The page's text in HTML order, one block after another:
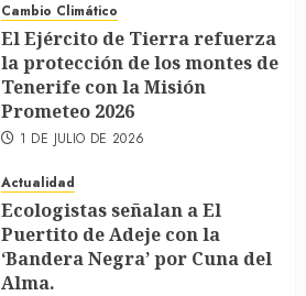
Cambio Climático
El Ejército de Tierra refuerza
la protección de los montes de
Tenerife con la Misión
Prometeo 2026
1 DE JULIO DE 2026
Actualidad
Ecologistas señalan a El
Puertito de Adeje con la
‘Bandera Negra’ por Cuna del
Alma.